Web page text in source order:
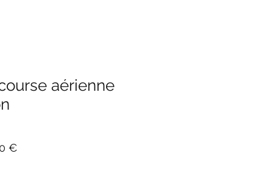
aérienne
€Prix